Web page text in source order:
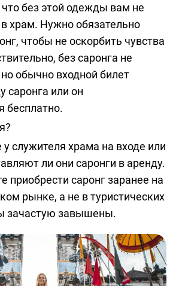
без этой одежды вам не
храм. Нужно обязательно
чтобы не оскорбить чувства
без саронга не
обычно входной билет
саронга или он
бесплатно.
у служителя храма на входе или
ли они саронги в аренду.
приобрести саронг заранее на
рынке, а не в туристических
зачастую завышены.